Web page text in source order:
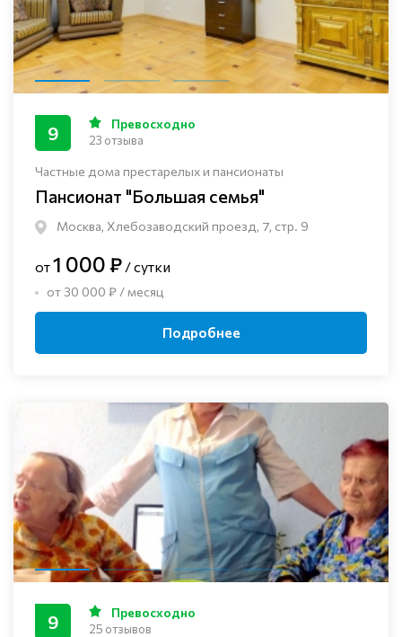
Частные дома престарелых и пансионаты
Пансионат "Большая семья"
Москва, Хлебозаводский проезд, 7, стр. 9
9 Превосходно
23 отзыва
от1 000 ₽ / сутки
от 30 000 ₽ / месяц
Подробнее
9 Превосходно
25 отзывов